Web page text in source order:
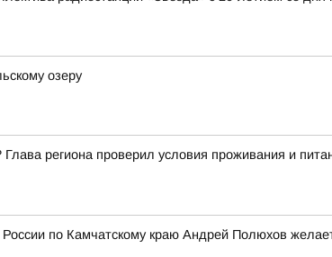
озеру
региона проверил условия проживания и
по Камчатскому краю Андрей Полюхов